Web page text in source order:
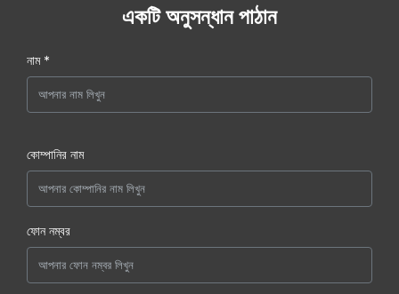
একটি অনুসন্ধান পাঠান
নাম *
কোম্পানির নাম
ফোন নম্বর